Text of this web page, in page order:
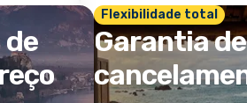
Flexibilidade total
Garantia de